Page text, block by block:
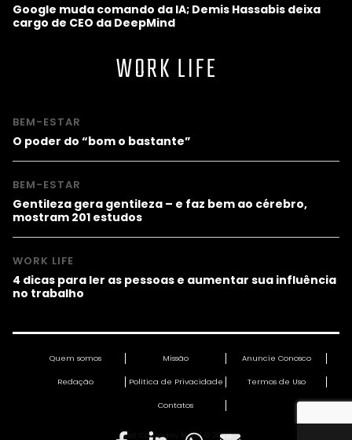
Google muda comando da IA; Demis Hassabis deixa
cargo de CEO da DeepMind
WORK LIFE
BEM-ESTAR
O poder do “bom o bastante”
BEM-ESTAR
Gentileza gera gentileza – e faz bem ao cérebro,
mostram 201 estudos
WORK LIFE
4 dicas para ler as pessoas e aumentar sua influência
no trabalho
Quem somos Missão Anuncie Conosco
Redação Política de Privacidade Termos de Uso
Contatos
Fast Company Brasil © 2026